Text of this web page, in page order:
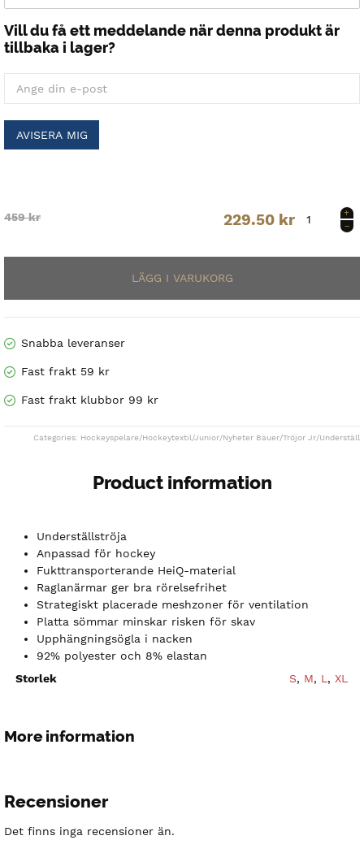
Vill du få ett meddelande när denna produkt är
tillbaka i lager?
AVISERA MIG
459kr
Original
was:
229.50 kr
Current
is:
PERFROMANCE
Snabba leveranser
Fast frakt 59 kr
Fast frakt klubbor 99 kr
Categories: Hockeyspelare/Hockeytextil/Junior/Nyheter Bauer/Tröjor Jr/Underställ
Product information
Underställströja
Anpassad för hockey
Fukttransporterande HeiQ-material
Raglanärmar ger bra rörelsefrihet
Strategiskt placerade meshzoner för ventilation
Platta sömmar minskar risken för skav
Upphängningsögla i nacken
92% polyester och 8% elastan
Storlek
S, M, L , XL
More information
Recensioner
Det finns inga recensioner än.